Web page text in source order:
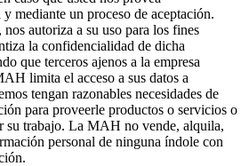
mediante un proceso de aceptación.
autoriza a su uso para los fines
la confidencialidad de dicha
que terceros ajenos a la empresa
limita el acceso a sus datos a
tengan razonables necesidades de
para proveerle productos o servicios o
su trabajo. La MAH no vende, alquila,
personal de ninguna índole con